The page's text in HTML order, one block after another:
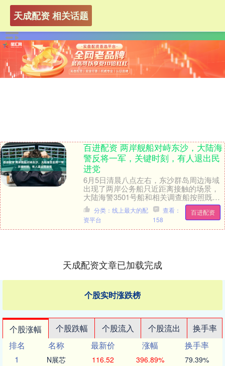
天成配资 相关话题
百进配资 两岸舰船对峙东沙，大陆海
警反将一军，关键时刻，有人退出民
进党
6月5日清晨八点左右，东沙群岛周边海域
出现了两岸公务船只近距离接触的场景，
大陆海警3501号船和相关调查船按照既定
计划在这片海域开展巡查与科研工作，台
方海巡署很....
百进配资
分类：线上最大的配
资平台
查看：
158
天成配资文章已加载完成
个股实时涨跌榜
个股涨幅 个股跌幅 个股流入 个股流出
换手率
排名
名称 最新价 涨幅
换手率
1
N展芯 116.52 396.89% 79.39%